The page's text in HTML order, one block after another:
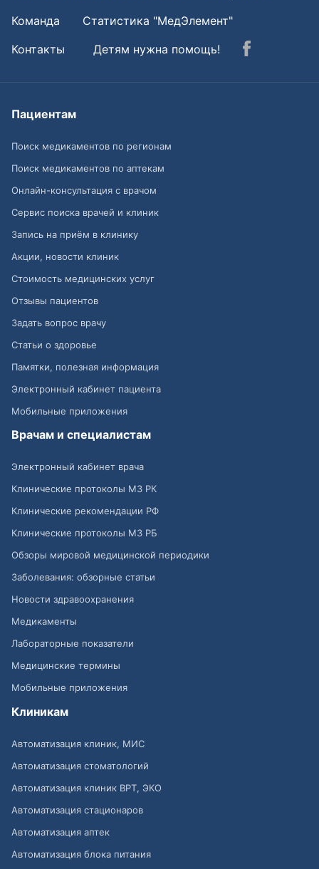
Команда
Статистика "МедЭлемент"
Контакты
Детям нужна помощь!
Пациентам
Поиск медикаментов по регионам
Поиск медикаментов по аптекам
Онлайн-консультация с врачом
Сервис поиска врачей и клиник
Запись на приём в клинику
Акции, новости клиник
Стоимость медицинских услуг
Отзывы пациентов
Задать вопрос врачу
Статьи о здоровье
Памятки, полезная информация
Электронный кабинет пациента
Мобильные приложения
Врачам и специалистам
Электронный кабинет врача
Клинические протоколы МЗ РК
Клинические рекомендации РФ
Клинические протоколы МЗ РБ
Обзоры мировой медицинской периодики
Заболевания: обзорные статьи
Новости здравоохранения
Медикаменты
Лабораторные показатели
Медицинские термины
Мобильные приложения
Клиникам
Автоматизация клиник, МИС
Автоматизация стоматологий
Автоматизация клиник ВРТ, ЭКО
Автоматизация стационаров
Автоматизация аптек
Автоматизация блока питания